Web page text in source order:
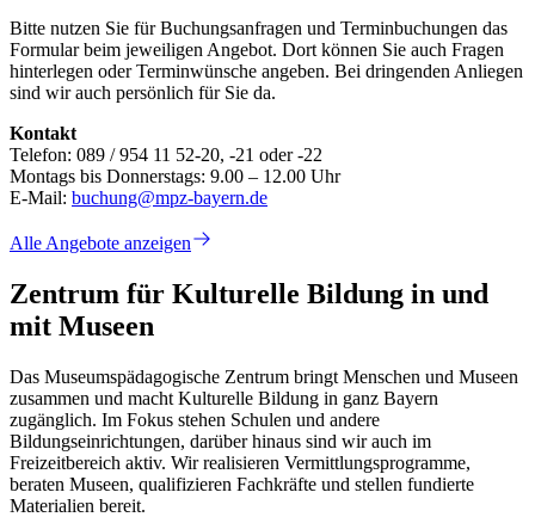
Bitte nutzen Sie für Buchungsanfragen und Terminbuchungen das
Formular beim jeweiligen Angebot. Dort können Sie auch Fragen
hinterlegen oder Terminwünsche angeben. Bei dringenden Anliegen
sind wir auch persönlich für Sie da.
Kontakt
Telefon: 089 / 954 11 52-20, -21 oder -22
Montags bis Donnerstags: 9.00 – 12.00 Uhr
E-Mail: buchung@mpz-bayern.de
Alle Angebote anzeigen
Zentrum für Kulturelle Bildung in und
mit Museen
Das Museumspädagogische Zentrum bringt Menschen und Museen
zusammen und macht Kulturelle Bildung in ganz Bayern
zugänglich. Im Fokus stehen Schulen und andere
Bildungseinrichtungen, darüber hinaus sind wir auch im
Freizeitbereich aktiv. Wir realisieren Vermittlungsprogramme,
beraten Museen, qualifizieren Fachkräfte und stellen fundierte
Materialien bereit.